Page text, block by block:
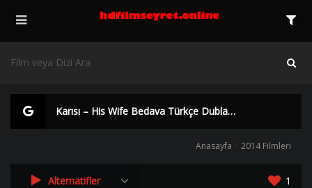
Karısı – His Wife Bedava Türkçe Dublaj 2014 izle | HD |
Anasayfa 2014 Filmleri
Alternatifler 1